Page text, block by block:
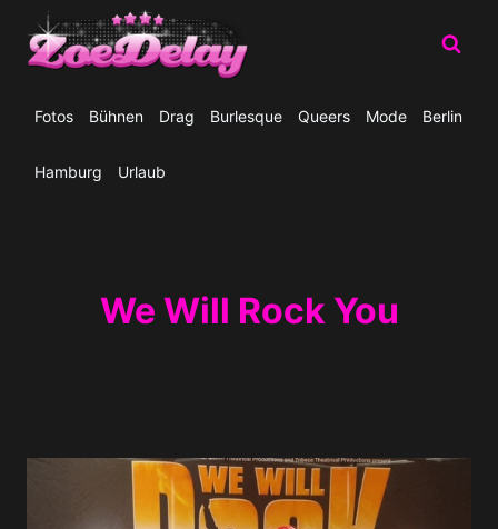
Inhalt
springen
Fotos Bühnen Drag Burlesque Queers Mode Berlin
Hamburg Urlaub
We Will Rock You